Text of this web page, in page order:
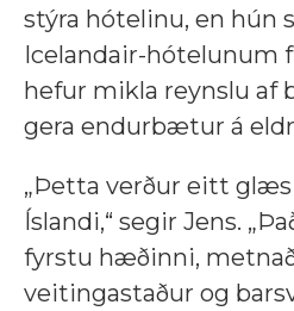
stýra hótelinu, en hún
Icelandair-hótelunum
hefur mikla reynslu af
gera endurbætur á
„Þetta verður eitt
Íslandi,“ segir Jens.
fyrstu hæðinni,
veitingastaður og